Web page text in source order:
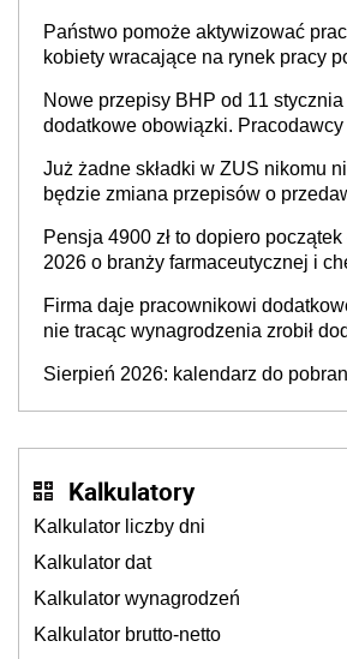
Państwo pomoże aktywizować
kobiety wracające na rynek pracy
neuroatypowe. Powstanie
Inkluzywności w Zatrudnianiu?
Nowe przepisy BHP od 11 stycznia
dodatkowe obowiązki.
Już żadne składki w ZUS nikomu
będzie zmiana przepisów o
Pensja 4900 zł to dopiero początek
2026 o branży farmaceutycznej i
Firma daje pracownikowi
nie tracąc wynagrodzenia zrobił
Sierpień 2026: kalendarz do
Kalkulatory
Kalkulator liczby dni
Kalkulator dat
Kalkulator wynagrodzeń
Kalkulator brutto-netto